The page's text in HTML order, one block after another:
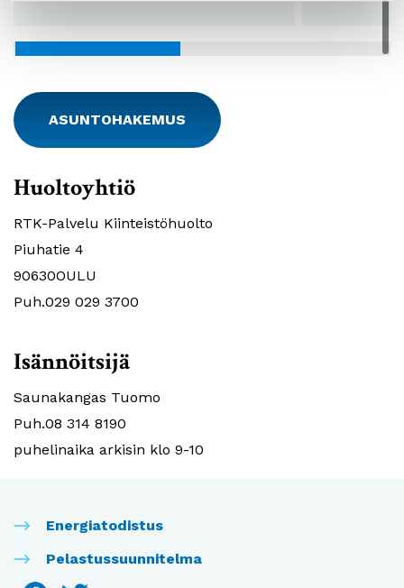
ASUNTOHAKEMUS
Huoltoyhtiö
RTK-Palvelu Kiinteistöhuolto
Piuhatie 4
90630OULU
Puh.029 029 3700
Isännöitsijä
Saunakangas Tuomo
Puh.08 314 8190
puhelinaika arkisin klo 9-10
Energiatodistus
Pelastussuunnitelma